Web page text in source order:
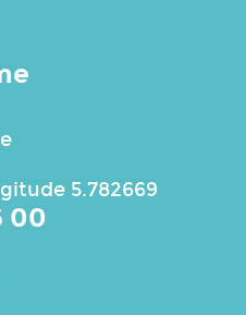
5.782669
00